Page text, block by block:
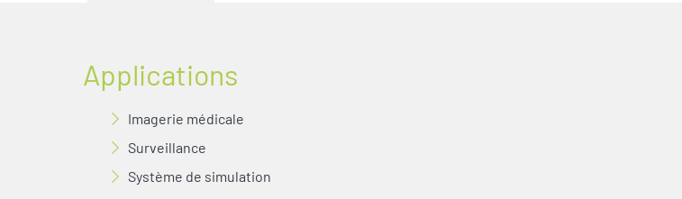
Applications
Imagerie médicale
Surveillance
Système de simulation